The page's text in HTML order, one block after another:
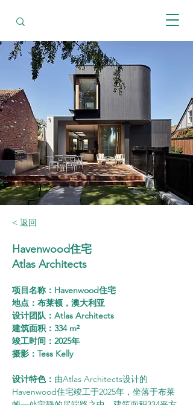
< 返回
Havenwood住宅
Atlas Architects
项目名称：Havenwood住宅
地点：布莱顿，澳大利亚
设计团队：Atlas Architects
建筑面积：334 m²
竣工时间：2025年
摄影：Tess Kelly
设计特色： 由Atlas Architects设计的
Havenwood住宅竣工于2025年，坐落于布莱